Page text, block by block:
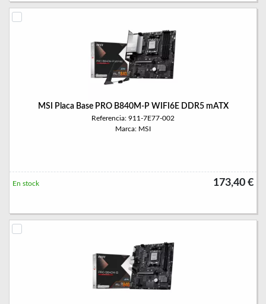
MSI Placa Base PRO B840M-P WIFI6E DDR5 mATX
Referencia: 911-7E77-002
Marca: MSI
173,40 €
En stock